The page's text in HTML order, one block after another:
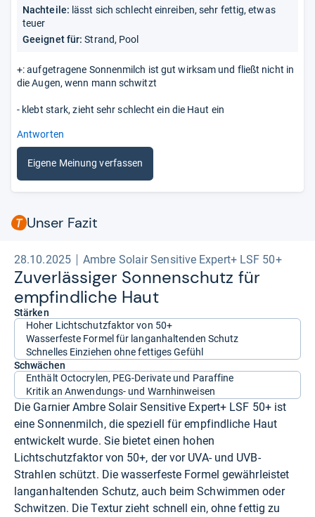
Nachteile: lässt sich schlecht einreiben, sehr fettig, etwas
teuer
Geeignet für: Strand, Pool
+: aufgetragene Sonnenmilch ist gut wirksam und fließt nicht in
die Augen, wenn mann schwitzt
- klebt stark, zieht sehr schlecht ein die Haut ein
Antworten
Eigene Meinung verfassen
Unser Fazit
28.10.2025 Ambre Solair Sensitive Expert+ LSF 50+
Zuver­läs­si­ger Son­nen­schutz für
emp­find­li­che Haut
Stärken
Hoher Lichtschutzfaktor von 50+
Wasserfeste Formel für langanhaltenden Schutz
Schnelles Einziehen ohne fettiges Gefühl
Schwächen
Enthält Octocrylen, PEG-Derivate und Paraffine
Kritik an Anwendungs- und Warnhinweisen
Die Garnier Ambre Solair Sensitive Expert+ LSF 50+ ist
eine Sonnenmilch, die speziell für empfindliche Haut
entwickelt wurde. Sie bietet einen hohen
Lichtschutzfaktor von 50+, der vor UVA- und UVB-
Strahlen schützt. Die wasserfeste Formel gewährleistet
langanhaltenden Schutz, auch beim Schwimmen oder
Schwitzen. Die Textur zieht schnell ein, ohne fettig zu